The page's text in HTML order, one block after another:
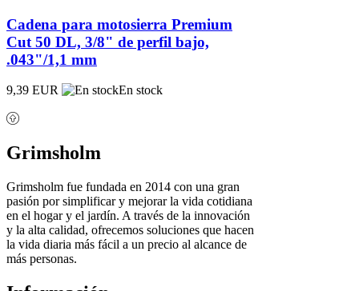
Cadena para motosierra Premium
Cut 50 DL, 3/8" de perfil bajo,
.043"/1,1 mm
9,39 EUR En stock
Grimsholm
Grimsholm fue fundada en 2014 con una gran
pasión por simplificar y mejorar la vida cotidiana
en el hogar y el jardín. A través de la innovación
y la alta calidad, ofrecemos soluciones que hacen
la vida diaria más fácil a un precio al alcance de
más personas.